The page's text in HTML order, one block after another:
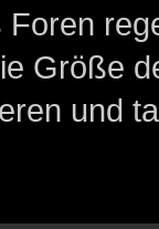
Größe
und